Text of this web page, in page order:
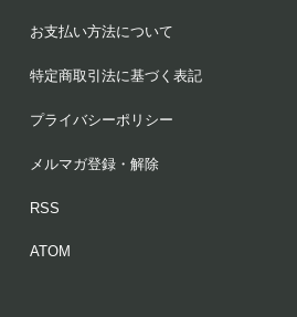
お支払い方法について
特定商取引法に基づく表記
プライバシーポリシー
メルマガ登録・解除
RSS
ATOM